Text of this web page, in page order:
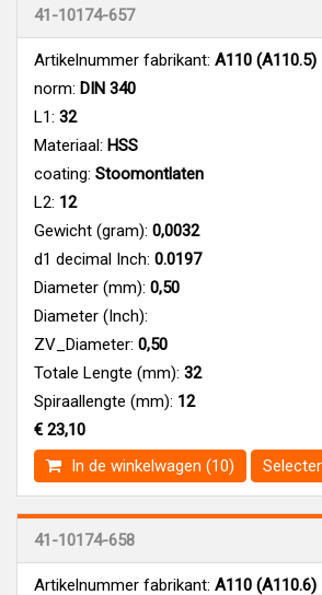
41-10174-657
Artikelnummer fabrikant: A110 (A110.5)
norm: DIN 340
L1: 32
Materiaal: HSS
coating: Stoomontlaten
L2: 12
Gewicht (gram): 0,0032
d1 decimal Inch: 0.0197
Diameter (mm): 0,50
Diameter (Inch):
ZV_Diameter: 0,50
Totale Lengte (mm): 32
Spiraallengte (mm): 12
€ 23,10
In de winkelwagen (10)
41-10174-658
Artikelnummer fabrikant: A110 (A110.6)